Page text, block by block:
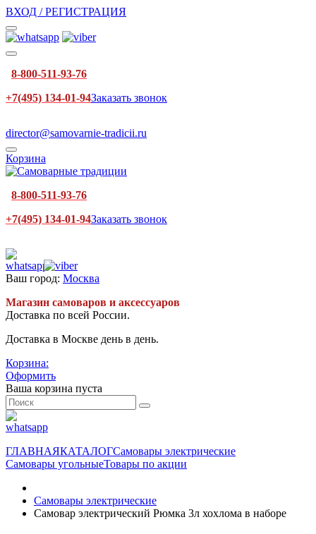
ВХОД / РЕГИСТРАЦИЯ
8-800-511-93-76
+7(495) 134-01-94Заказать звонок
director@samovarnie-tradicii.ru
Корзина
8-800-511-93-76
+7(495) 134-01-94Заказать звонок
Ваш город: Москва
Магазин самоваров и аксессуаров
Доставка по всей России.
Доставка в Москве день в день.
Корзина:
Оформить
Ваша корзина пуста
ГЛАВНАЯКАТАЛОГСамовары электрические
Самовары угольныеТовары по акции
Самовары электрические
Самовар электрический Рюмка 3л хохлома в наборе